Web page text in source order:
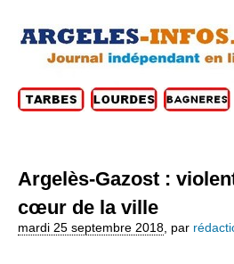
Argelès-Gazost :
cœur de la ville
mardi 25 septembre 2018 par